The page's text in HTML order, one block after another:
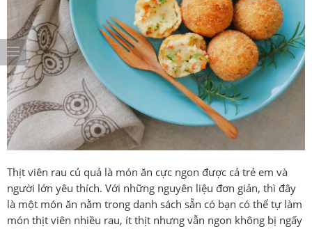
Thịt viên rau củ quả là món ăn cực ngon được cả trẻ em và
người lớn yêu thích. Với những nguyên liệu đơn giản, thì đây
là một món ăn nằm trong danh sách sẵn có bạn có thể tự làm
món thịt viên nhiều rau, ít thịt nhưng vẫn ngon không bị ngấy